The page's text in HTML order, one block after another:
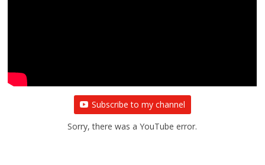
Subscribe to my channel
Sorry, there was a YouTube error.